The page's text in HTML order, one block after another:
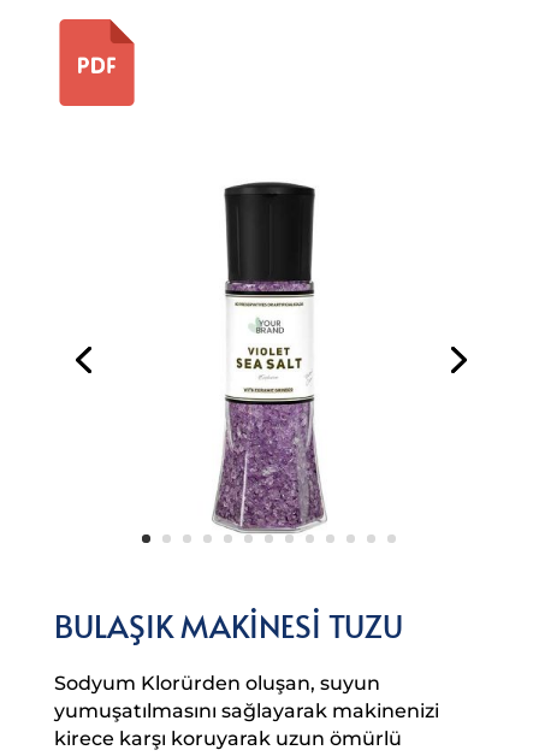
BULAŞIK MAKİNESİ TUZU
Sodyum Klorürden oluşan, suyun
yumuşatılmasını sağlayarak makinenizi
kirece karşı koruyarak uzun ömürlü